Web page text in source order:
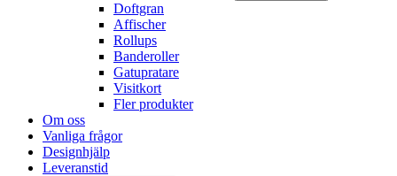
Doftgran
Affischer
Rollups
Banderoller
Gatupratare
Visitkort
Fler produkter
Om oss
Vanliga frågor
Designhjälp
Leveranstid